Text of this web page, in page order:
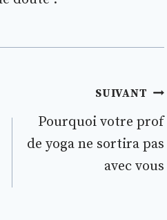
SUIVANT
Pourquoi votre prof
de yoga ne sortira pas
avec vous